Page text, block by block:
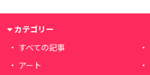
カテゴリー
すべての記事
アート